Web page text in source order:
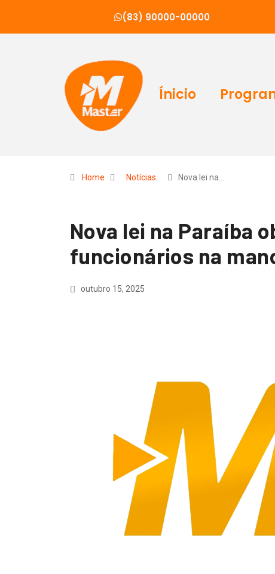
(83) 90000-00000
Ínicio
Home Notícias Nova lei na…
Nova lei na Paraíba
funcionários na
outubro 15, 2025